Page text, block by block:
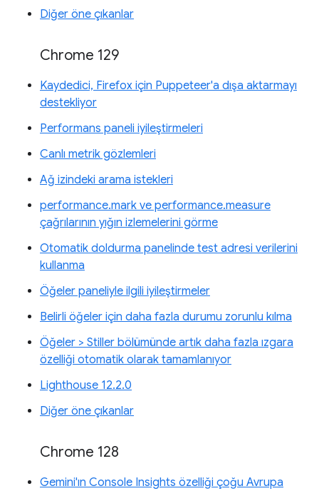
Diğer öne çıkanlar
Chrome 129
Kaydedici, Firefox için Puppeteer'a dışa aktarmayı
destekliyor
Performans paneli iyileştirmeleri
Canlı metrik gözlemleri
Ağ izindeki arama istekleri
performance.mark ve performance.measure
çağrılarının yığın izlemelerini görme
Otomatik doldurma panelinde test adresi verilerini
kullanma
Öğeler paneliyle ilgili iyileştirmeler
Belirli öğeler için daha fazla durumu zorunlu kılma
Öğeler > Stiller bölümünde artık daha fazla ızgara
özelliği otomatik olarak tamamlanıyor
Lighthouse 12.2.0
Diğer öne çıkanlar
Chrome 128
Gemini'ın Console Insights özelliği çoğu Avrupa